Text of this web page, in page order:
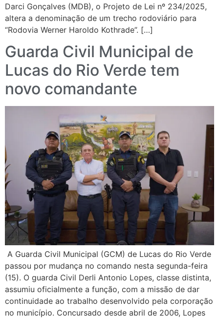
Darci Gonçalves (MDB), o Projeto de Lei nº 234/2025,
altera a denominação de um trecho rodoviário para
“Rodovia Werner Haroldo Kothrade”. […]
Guarda Civil Municipal de
Lucas do Rio Verde tem
novo comandante
A Guarda Civil Municipal (GCM) de Lucas do Rio Verde
passou por mudança no comando nesta segunda-feira
(15). O guarda Civil Derli Antonio Lopes, classe distinta,
assumiu oficialmente a função, com a missão de dar
continuidade ao trabalho desenvolvido pela corporação
no município. Concursado desde abril de 2006, Lopes